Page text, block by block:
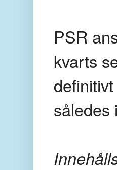
PSR
kvarts
således